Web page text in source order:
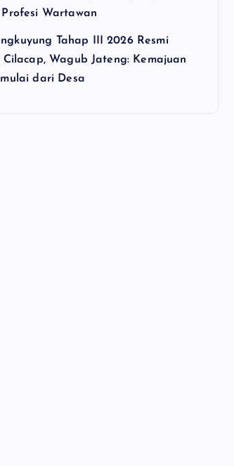
Wartawan
Tahap III 2026 Resmi
Wagub Jateng: Kemajuan
dari Desa